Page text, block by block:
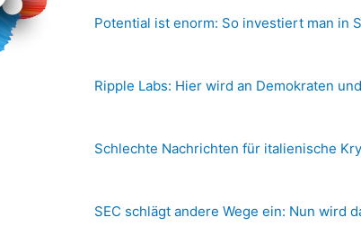
Potential ist enorm: So investiert man in
Ripple Labs: Hier wird an Demokraten
Schlechte Nachrichten für italienische
SEC schlägt andere Wege ein: Nun wird